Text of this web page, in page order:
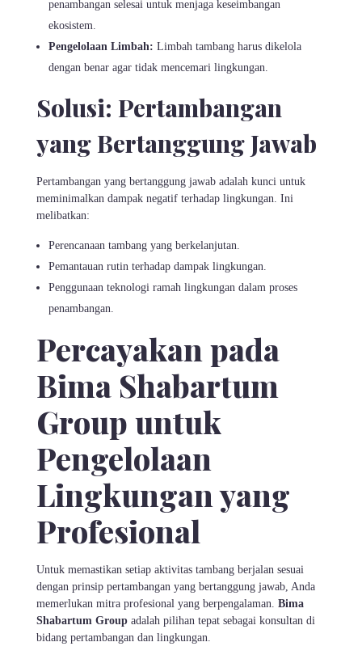
penambangan selesai untuk menjaga keseimbangan
ekosistem.
Pengelolaan Limbah: Limbah tambang harus dikelola
dengan benar agar tidak mencemari lingkungan.
Solusi: Pertambangan
yang Bertanggung Jawab
Pertambangan yang bertanggung jawab adalah kunci untuk
meminimalkan dampak negatif terhadap lingkungan. Ini
melibatkan:
Perencanaan tambang yang berkelanjutan.
Pemantauan rutin terhadap dampak lingkungan.
Penggunaan teknologi ramah lingkungan dalam proses
penambangan.
Percayakan pada
Bima Shabartum
Group untuk
Pengelolaan
Lingkungan yang
Profesional
Untuk memastikan setiap aktivitas tambang berjalan sesuai
dengan prinsip pertambangan yang bertanggung jawab, Anda
memerlukan mitra profesional yang berpengalaman. Bima
Shabartum Group adalah pilihan tepat sebagai konsultan di
bidang pertambangan dan lingkungan.